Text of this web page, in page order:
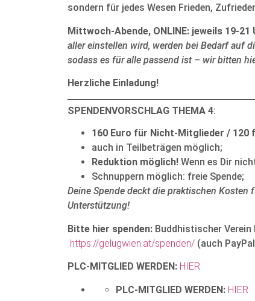
sondern für jedes Wesen Frieden,
Mittwoch-Abende, ONLINE: jeweils 19-21
aller einstellen wird, werden bei Bedarf auf
sodass es für alle passend ist – wir bitten
Herzliche Einladung!
SPENDENVORSCHLAG THEMA 4:
160 Euro für Nicht-Mitglieder / 120
auch in Teilbeträgen möglich;
Reduktion möglich! Wenn es Dir
Schnuppern möglich: freie Spende;
Deine Spende deckt die praktischen
Unterstützung!
Bitte hier spenden: Buddhistischer Verein
https://gelugwien.at/spenden/ (auch
PLC-MITGLIED WERDEN: HIER
PLC-MITGLIED WERDEN: HIER